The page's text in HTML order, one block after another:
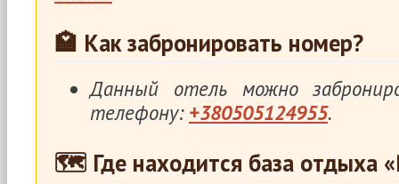
🏩 Как забронировать номер?
Данный отель можно
телефону: +380505124955.
🗺 Где находится база отдыха